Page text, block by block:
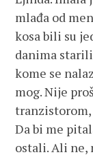
mlađa od
kosa bili su
danima
kome se
mog. Nije
tranzistorom,
Da bi me
ostali. Ali ne,